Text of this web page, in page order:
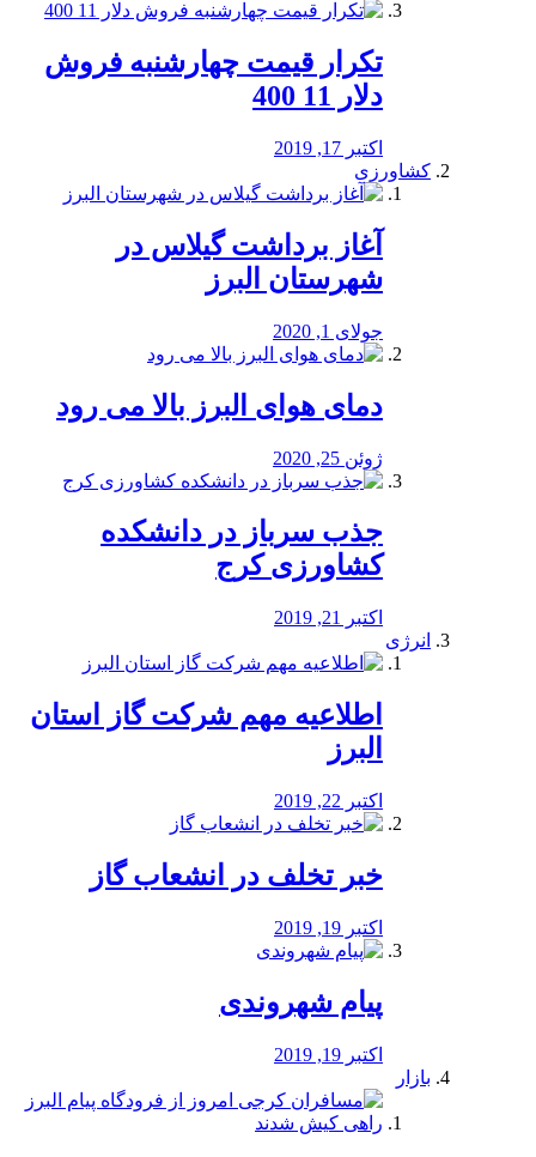
تکرار قیمت چهارشنبه فروش
دلار 11 400
اکتبر 17, 2019
کشاورزی
آغاز برداشت گیلاس در
شهرستان البرز
جولای 1, 2020
دمای هوای البرز بالا می رود
ژوئن 25, 2020
جذب سرباز در دانشکده
کشاورزی کرج
اکتبر 21, 2019
انرژی
️اطلاعیه مهم شرکت گاز استان
البرز
اکتبر 22, 2019
خبر تخلف در انشعاب گاز
اکتبر 19, 2019
پیام شهروندی
اکتبر 19, 2019
بازار